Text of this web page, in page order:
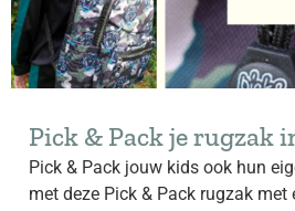
Pick & Pack je rugzak
Pick & Pack jouw kids ook hun
met deze Pick & Pack rugzak met